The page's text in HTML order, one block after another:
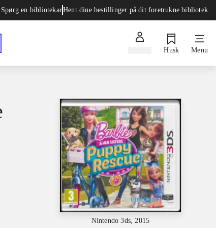
Spørg en bibliotekarHent dine bestillinger på dit foretrukne bibliotek
Husk Menu
Nintendo 3ds, 2015